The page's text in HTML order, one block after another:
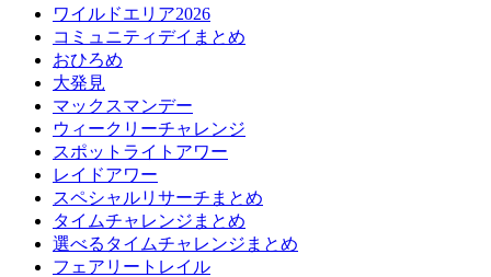
ワイルドエリア2026
コミュニティデイまとめ
おひろめ
大発見
マックスマンデー
ウィークリーチャレンジ
スポットライトアワー
レイドアワー
スペシャルリサーチまとめ
タイムチャレンジまとめ
選べるタイムチャレンジまとめ
フェアリートレイル